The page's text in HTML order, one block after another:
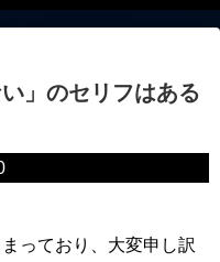
」のセリフはある
っており、大変申し訳